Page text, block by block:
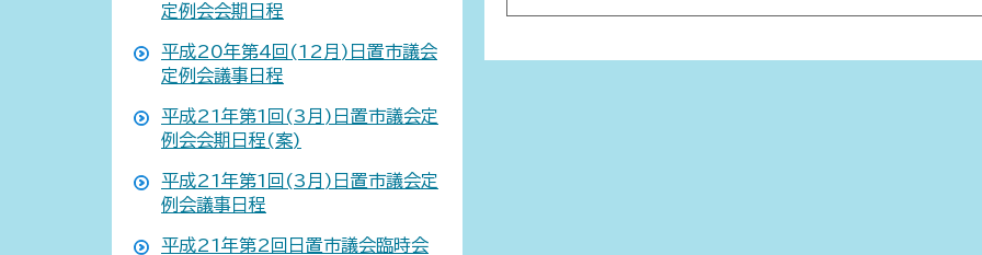
定例会会期日程
平成20年第4回(12月)日置市議会
定例会議事日程
平成21年第1回(3月)日置市議会定
例会会期日程(案)
平成21年第1回(3月)日置市議会定
例会議事日程
平成21年第2回日置市議会臨時会